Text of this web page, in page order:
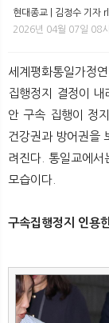
뉴
현대종교 | 김정수 기
2026년 04월 07일 08
세계평화통일가정
집행정지 결정이
안 구속 집행이 정
건강권과 방어권을
려진다. 통일교에서
모습이다.
구속집행정지 인용